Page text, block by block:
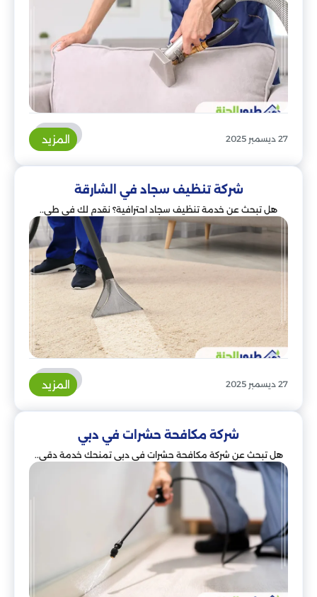
27 ديسمبر 2025 المزيد
شركة تنظيف سجاد في الشارقة
هل تبحث عن خدمة تنظيف سجاد احترافية؟ نقدم لك في طي..
27 ديسمبر 2025 المزيد
شركة مكافحة حشرات في دبي
هل تبحث عن شركة مكافحة حشرات في دبي تمنحك خدمة دقي..